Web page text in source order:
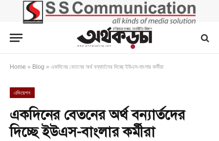
Home » Blog » একদিনের বেতনের অর্থ বন্যার্তদের দিচ্ছে ইউএস-বাংলার কর্মীরা
এভিয়েশন
একদিনের বেতনের অর্থ বন্যার্তদের
দিচ্ছে ইউএস-বাংলার কর্মীরা